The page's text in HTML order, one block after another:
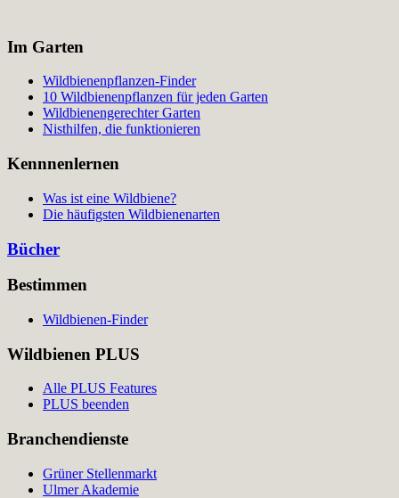
Im Garten
Wildbienenpflanzen-Finder
10 Wildbienenpflanzen für jeden Garten
Wildbienengerechter Garten
Nisthilfen, die funktionieren
Kennnenlernen
Was ist eine Wildbiene?
Die häufigsten Wildbienenarten
Bücher
Bestimmen
Wildbienen-Finder
Wildbienen PLUS
Alle PLUS Features
PLUS beenden
Branchendienste
Grüner Stellenmarkt
Ulmer Akademie